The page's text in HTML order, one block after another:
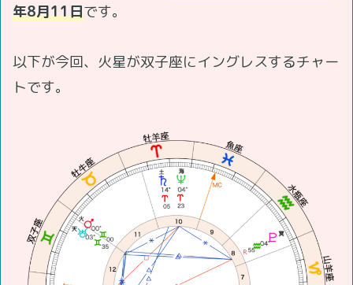
年8月11日です。
以下が今回、火星が双子座にイングレスするチャー
トです。